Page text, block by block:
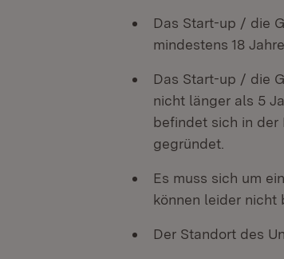
Das Start-up / die
mindestens 18
Das Start-up / die
nicht länger als 5
befindet sich in der
gegründet.
Es muss sich um
können leider nicht
Der Standort des